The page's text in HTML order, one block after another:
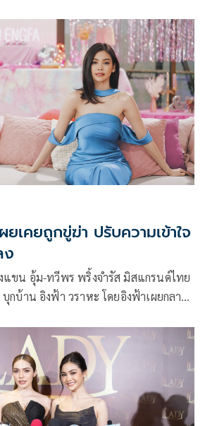
Wave 106.5 ที่มาเปิดใจเรื่องราว
ห้เสียน้ำตา กว่าจะเป็นอิงฟ้ามันไม่ง่าย!
ยเคยถูกขู่ฆ่า ปรับความเข้าใจ
แขน อุ้ม-ทวีพร พริ้งจำรัส มิสแกรนด์ไทย
กบ้าน อิงฟ้า วราหะ โดยอิงฟ้าเผยกลาง
ายการ “HELLO ENGFA ( อิงฟ้ามาหานะ